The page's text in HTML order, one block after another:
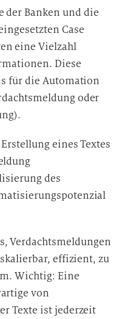
der Banken und die
Case
eine Vielzahl
Diese
für die Automation
oder
eines Textes
des
Verdachtsmeldungen
effizient, zu
Wichtig: Eine
von
Texte ist jederzeit